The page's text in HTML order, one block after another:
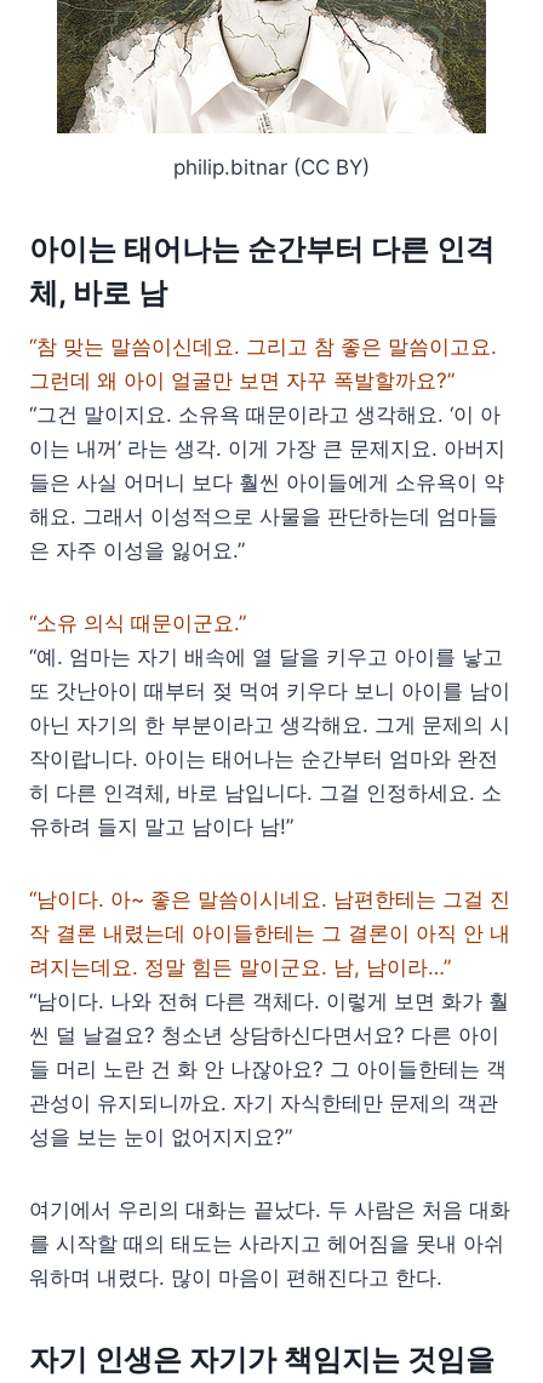
philip.bitnar (CC BY)
아이는 태어나는 순간부터 다른 인격
체, 바로 남
“참 맞는 말씀이신데요. 그리고 참 좋은 말씀이고요.
그런데 왜 아이 얼굴만 보면 자꾸 폭발할까요?”
“그건 말이지요. 소유욕 때문이라고 생각해요. ‘이 아
이는 내꺼’ 라는 생각. 이게 가장 큰 문제지요. 아버지
들은 사실 어머니 보다 훨씬 아이들에게 소유욕이 약
해요. 그래서 이성적으로 사물을 판단하는데 엄마들
은 자주 이성을 잃어요.”
“소유 의식 때문이군요.”
“예. 엄마는 자기 배속에 열 달을 키우고 아이를 낳고
또 갓난아이 때부터 젖 먹여 키우다 보니 아이를 남이
아닌 자기의 한 부분이라고 생각해요. 그게 문제의 시
작이랍니다. 아이는 태어나는 순간부터 엄마와 완전
히 다른 인격체, 바로 남입니다. 그걸 인정하세요. 소
유하려 들지 말고 남이다 남!”
“남이다. 아~ 좋은 말씀이시네요. 남편한테는 그걸 진
작 결론 내렸는데 아이들한테는 그 결론이 아직 안 내
려지는데요. 정말 힘든 말이군요. 남, 남이라…”
“남이다. 나와 전혀 다른 객체다. 이렇게 보면 화가 훨
씬 덜 날걸요? 청소년 상담하신다면서요? 다른 아이
들 머리 노란 건 화 안 나잖아요? 그 아이들한테는 객
관성이 유지되니까요. 자기 자식한테만 문제의 객관
성을 보는 눈이 없어지지요?”
여기에서 우리의 대화는 끝났다. 두 사람은 처음 대화
를 시작할 때의 태도는 사라지고 헤어짐을 못내 아쉬
워하며 내렸다. 많이 마음이 편해진다고 한다.
자기 인생은 자기가 책임지는 것임을